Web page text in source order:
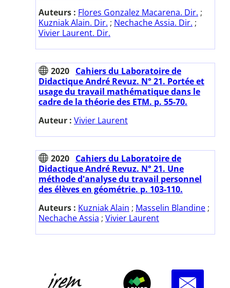
Auteurs : Flores Gonzalez Macarena. Dir. ;
Kuzniak Alain. Dir. ; Nechache Assia. Dir. ;
Vivier Laurent. Dir.
2020 Cahiers du Laboratoire de
Didactique André Revuz. N° 21. Portée et
usage du travail mathématique dans le
cadre de la théorie des ETM. p. 55-70.
Auteur : Vivier Laurent
2020 Cahiers du Laboratoire de
Didactique André Revuz. N° 21. Une
méthode d'analyse du travail personnel
des élèves en géométrie. p. 103-110.
Auteurs : Kuzniak Alain ; Masselin Blandine ;
Nechache Assia ; Vivier Laurent